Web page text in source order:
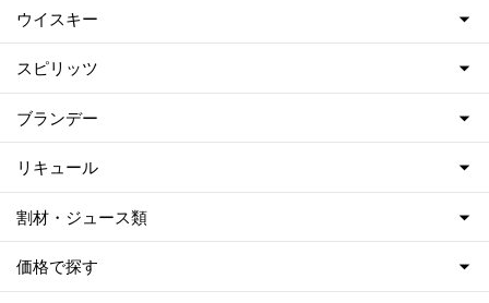
ウイスキー
スピリッツ
ブランデー
リキュール
割材・ジュース類
価格で探す